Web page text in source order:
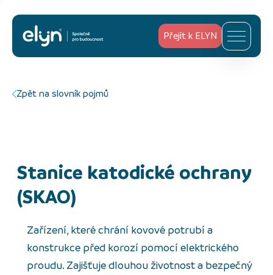
Přejít k ELYN
Zpět na slovník pojmů
Stanice katodické ochrany
(SKAO)
Zařízení, které chrání kovové potrubí a
konstrukce před korozí pomocí elektrického
proudu. Zajišťuje dlouhou životnost a bezpečný